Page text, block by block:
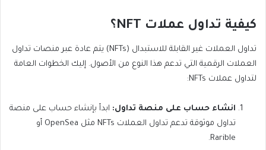
كيفية تداول عملات NFT؟
تداول العملات غير القابلة للاستبدال (NFTs) يتم عادة عبر منصات تداول
العملات الرقمية التي تدعم هذا النوع من الأصول. إليك الخطوات العامة
لتداول عملات NFTs:
انشاء حساب على منصة تداول: ابدأ بإنشاء حساب على منصة
تداول موثوقة تدعم تداول العملات NFTs مثل OpenSea أو
Rarible.